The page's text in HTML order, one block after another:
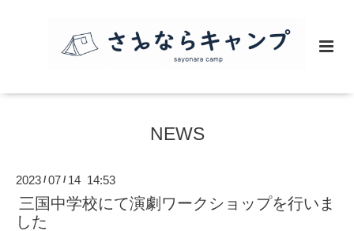
NEWS
2023 /07 / 14 14:53
三国中学校にて演劇ワークショップを行いま
した